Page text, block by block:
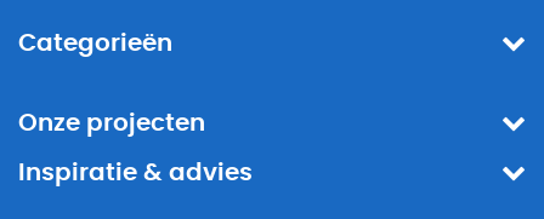
Categorieën
Onze projecten
Inspiratie & advies